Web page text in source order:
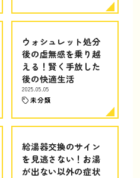
ウォシュレット処分
後の虚無感を乗り越
える！賢く手放した
後の快適生活
2025.05.05
未分類
給湯器交換のサイン
を見逃さない！お湯
が出ない以外の症状